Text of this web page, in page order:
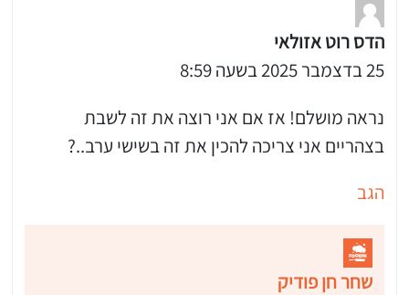
הדס רוט אזולאי
25 בדצמבר 2025 בשעה 8:59
נראה מושלם! אז אם אני רוצה את זה לשבת
בצהריים אני צריכה להכין את זה בשישי ערב..?
הגב
שחר חן פודיק